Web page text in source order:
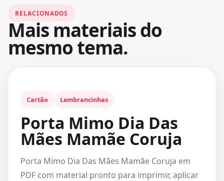
RELACIONADOS
Mais materiais do
mesmo tema.
Cartão Lembrancinhas
Porta Mimo Dia Das
Mães Mamãe Coruja
Porta Mimo Dia Das Mães Mamãe Coruja em
PDF com material pronto para imprimir, aplicar